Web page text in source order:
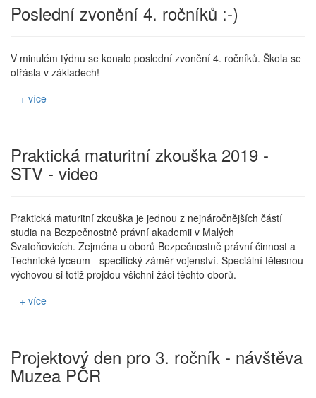
Poslední zvonění 4. ročníků :-)
V minulém týdnu se konalo poslední zvonění 4. ročníků. Škola se
otřásla v základech!
+ více
Praktická maturitní zkouška 2019 -
STV - video
Praktická maturitní zkouška je jednou z nejnáročnějších částí
studia na Bezpečnostně právní akademii v Malých
Svatoňovicích. Zejména u oborů Bezpečnostně právní činnost a
Technické lyceum - specifický záměr vojenství. Speciální tělesnou
výchovou si totiž projdou všichni žáci těchto oborů.
+ více
Projektový den pro 3. ročník - návštěva
Muzea PČR